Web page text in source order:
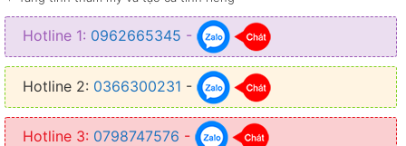
✦ Màu sắc của trần sao cực kỳ đa dạng, đẹp mắt
✦ Trần sao giúp nâng cấp trần và làm mới nội thất
✦ Tạo nên những điểm sáng khác biệt so với trần xe
✦ Giúp xe trở nên sang trọng và đẳng cấp hơn
Hotline 1: 0962665345 -
Hotline 2: 0366300231 -
Hotline 3: 0798747576 -